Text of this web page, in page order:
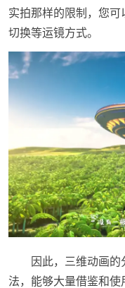
实拍那样的限制，您
切换等运镜方式。
因此，三维动画
法，能够大量借鉴和